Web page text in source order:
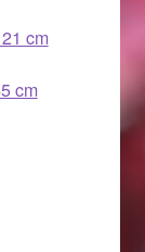
Co.
cm
cm